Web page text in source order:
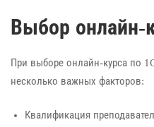
Выбор онлайн-
При выборе онлайн-курса по
несколько важных факторов:
Квалификация